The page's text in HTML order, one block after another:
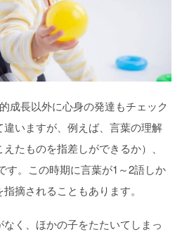
成長以外に心身の発達もチェック
いますが、例えば、言葉の理解
たものを指差しができるか）、
す。この時期に言葉が1～2語しか
摘されることもあります。
く、ほかの子をたたいてしまっ